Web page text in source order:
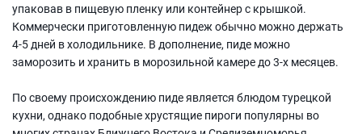
упаковав в пищевую пленку или контейнер с крышкой.
Коммерчески приготовленную пидеж обычно можно держать
4-5 дней в холодильнике. В дополнение, пиде можно
заморозить и хранить в морозильной камере до 3-х месяцев.
По своему происхождению пиде является блюдом турецкой
кухни, однако подобные хрустящие пироги популярны во